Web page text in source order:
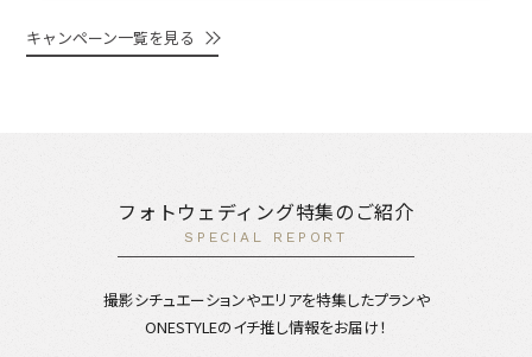
キャンペーン一覧を見る
フォトウェディング特集のご紹介
SPECIAL REPORT
撮影シチュエーションやエリアを特集したプランや
ONESTYLEのイチ推し情報をお届け！